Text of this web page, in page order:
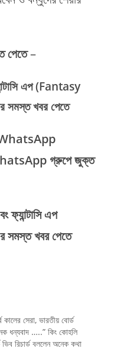
পেতে–
এপ (Fantasy
সমস্ত খবর পেতে
WhatsApp
গ্রুপে জুক্ত
ফ্যান্টাসি এপ
সমস্ত খবর পেতে
কালের সেরা, ভারতীয় বোর্ড
ধন্যবাদ …..” কিং কোহলি
ভিব রিচার্ড বললেন অনেক কথা